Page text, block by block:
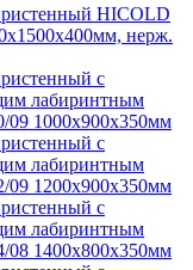
HICOLD
нерж.
с
лабиринтным
1000х900х350мм
с
лабиринтным
1200х900х350мм
с
лабиринтным
1400х800х350мм